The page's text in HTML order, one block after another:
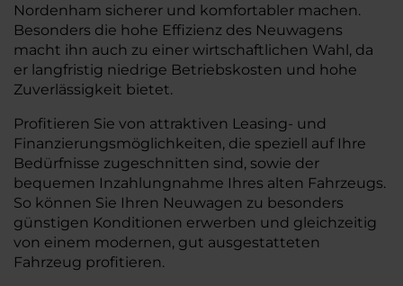
Nordenham sicherer und komfortabler machen.
Besonders die hohe Effizienz des Neuwagens
macht ihn auch zu einer wirtschaftlichen Wahl, da
er langfristig niedrige Betriebskosten und hohe
Zuverlässigkeit bietet.
Profitieren Sie von attraktiven Leasing- und
Finanzierungsmöglichkeiten, die speziell auf Ihre
Bedürfnisse zugeschnitten sind, sowie der
bequemen Inzahlungnahme Ihres alten Fahrzeugs.
So können Sie Ihren Neuwagen zu besonders
günstigen Konditionen erwerben und gleichzeitig
von einem modernen, gut ausgestatteten
Fahrzeug profitieren.